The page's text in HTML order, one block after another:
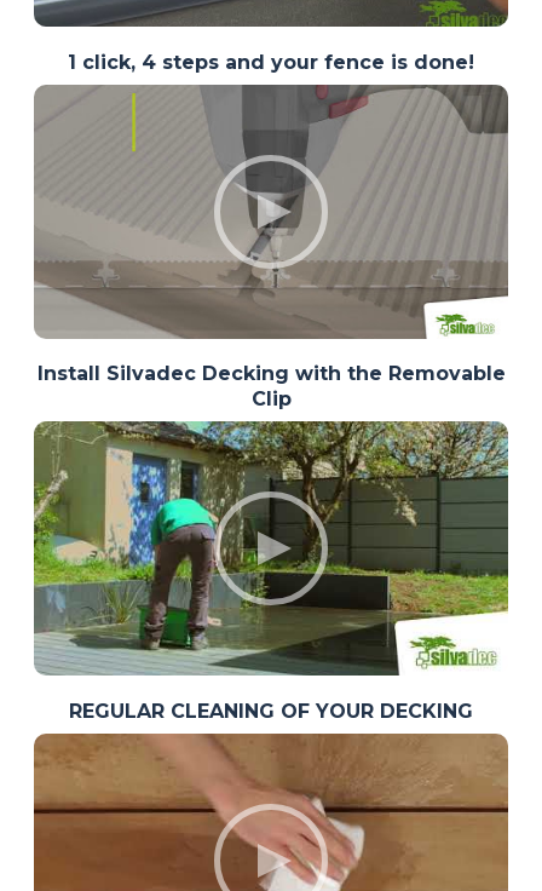
1 click, 4 steps and your fence is done!
Install Silvadec Decking with the Removable
Clip
REGULAR CLEANING OF YOUR DECKING